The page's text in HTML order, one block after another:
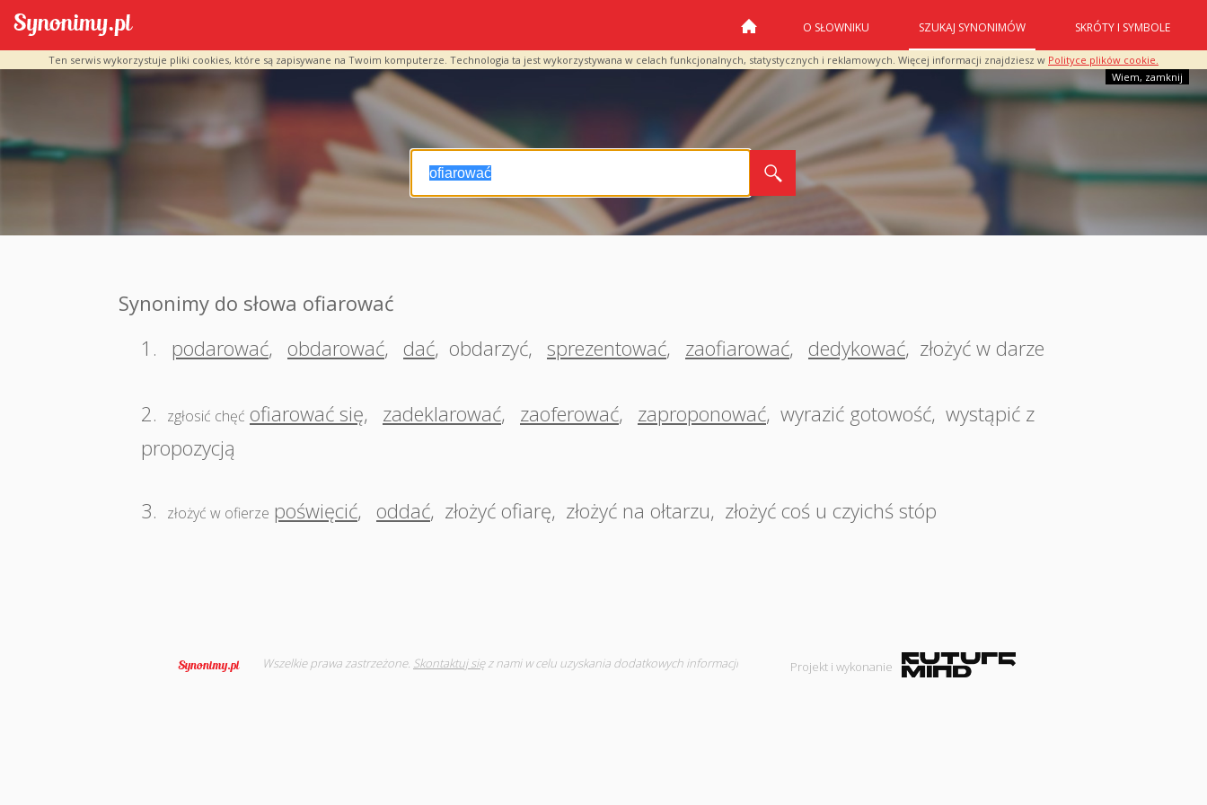
Ten serwis wykorzystuje pliki cookies, które są zapisywane na Twoim komputerze. Technologia ta jest wykorzystywana w celach funkcjonalnych, statystycznych i reklamowych. Więcej informacji znajdziesz w Polityce plików cookie.
Wiem, zamknij
O SŁOWNIKU SZUKAJ SYNONIMÓW SKRÓTY I SYMBOLE
Synonimy do słowa ofiarować
1.
podarować, obdarować, dać, obdarzyć, sprezentować, zaofiarować, dedykować, złożyć w darze
2. zgłosić chęć ofiarować się, zadeklarować, zaoferować, zaproponować, wyrazić gotowość, wystąpić z
propozycją
3. złożyć w ofierze poświęcić, oddać, złożyć ofiarę, złożyć na ołtarzu, złożyć coś u czyichś stóp
Wszelkie prawa zastrzeżone. Skontaktuj sięz nami w celu uzyskania dodatkowych informacji Projekt i wykonanie